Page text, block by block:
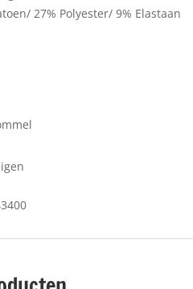
27% Polyester/ 9% Elastaan